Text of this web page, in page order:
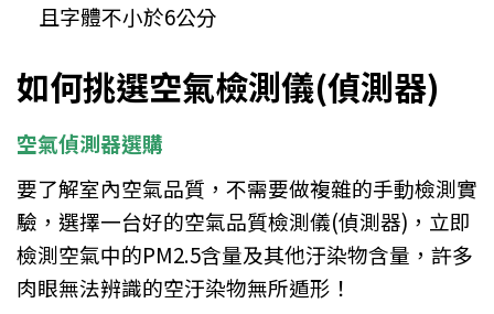
且字體不小於6公分
如何挑選空氣檢測儀(偵測器)
空氣偵測器選購
要了解室內空氣品質，不需要做複雜的手動檢測實
驗，選擇一台好的空氣品質檢測儀(偵測器)，立即
檢測空氣中的PM2.5含量及其他汙染物含量，許多
肉眼無法辨識的空汙染物無所遁形！